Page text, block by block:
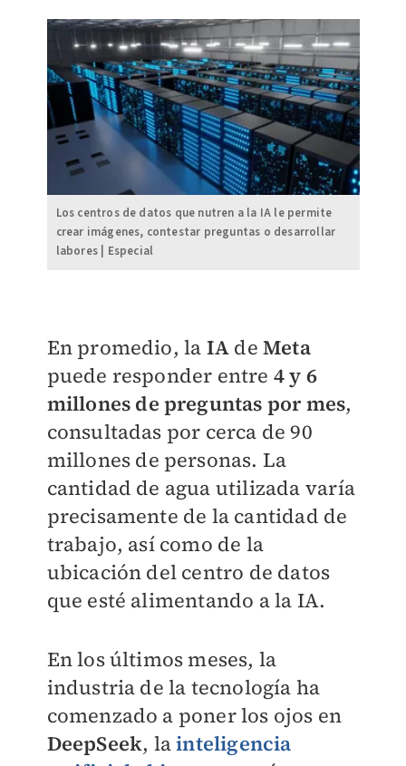
Los centros de datos que nutren a la IA le permite
crear imágenes, contestar preguntas o desarrollar
labores | Especial
En promedio, la IA de Meta
puede responder entre 4 y 6
millones de preguntas por mes,
consultadas por cerca de 90
millones de personas. La
cantidad de agua utilizada varía
precisamente de la cantidad de
trabajo, así como de la
ubicación del centro de datos
que esté alimentando a la IA.
En los últimos meses, la
industria de la tecnología ha
comenzado a poner los ojos en
DeepSeek, lainteligencia